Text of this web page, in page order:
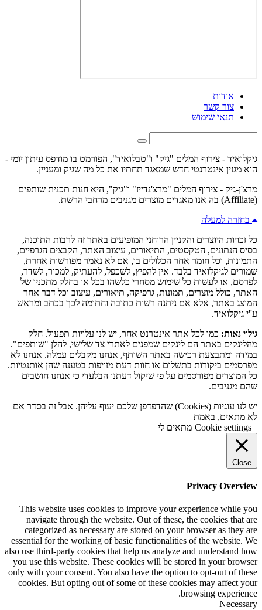
אודות
צור קשר
תנאי שימוש
גיקלואיד - צירוף המלים "גיק" ו"טבלואיד", הפורמט בו מודפס עיתון יומי -
הוא מגזין אינטרנטי חדש שמאגד תחתיו את כל מה שגיק ומעניין.
מרצ'ן-גיק - צירוף המלים "מרצ'נדייז" ו"גיק", היא חנות תכנית שותפים
(Affiliate) בה אנו מאגדים מוצרים מגניבים מרחבי הרשת.
בחזרה למעלה
כל זכויות היוצרים והקניין הרוחני המופיעים באתר זה לרבות התוכנה,
בסיס הנתונים, הטקסטים, התיאורים, עיצוב האתר, הקבצים הגרפיים,
התמונות, וכל חומר אחר הכלולים בו, אם לא נאמר מפורשות אחרת,
שמורים לגיקלואיד בלבד. אין להפיץ, לשכפל, להעתיק, למכור, לשדר,
לפרסם, או לעשות כל שימוש מסחרי כלשהו בכל או בחלק מתכניו של
האתר, כולל מוצרים, תמונות, גרפיקה, תיאורים, עיצוב וכל דבר אחר
המוצג באתר, אלא אם ניתנה רשות כתובה וחתומה לכך בכתב ומראש
ע''י גיקלואיד.
גילוי נאות: כמו לכל אתר אינטרנט אחר, יש לנו עלויות תפעול. חלק
מהלינקים באתר הם לינקים שמפנים לאתרי צד שלישי, להלן "שותפים".
במידה ומתבצעת רכישה באתר השותף, אנחנו מקבלים עמלה. אנחנו לא
מפרסמים ביקורות בתשלום או חוות דעת מזויפות בטענה שהן אותנטיות.
כל המוצרים מפורסמים על פי שיקול דעתנו הבלעדי כי אנחנו חושבים
שהם מגניבים.
יש לנו עוגיות (Cookies) שהדפדפן שלכם יעוף עליהן. אבל זה בסדר אם
לא מתאים, באמת
Cookie settings מתאים לי
Close
Privacy Overview
This website uses cookies to improve your experience while you
navigate through the website. Out of these, the cookies that are
categorized as necessary are stored on your browser as they are
essential for the working of basic functionalities of the website. We
also use third-party cookies that help us analyze and understand how
you use this website. These cookies will be stored in your browser
only with your consent. You also have the option to opt-out of these
cookies. But opting out of some of these cookies may affect your
browsing experience.
Necessary